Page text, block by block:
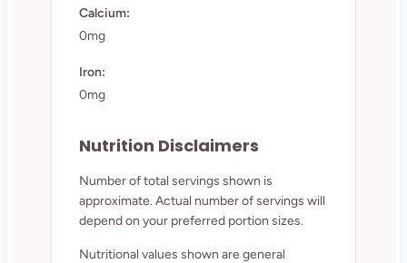
Calcium:
0mg
Iron:
0mg
Nutrition Disclaimers
Number of total servings shown is
approximate. Actual number of servings will
depend on your preferred portion sizes.
Nutritional values shown are general